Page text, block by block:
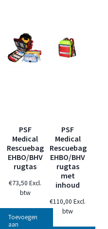
PSF
Medical
Rescuebag
EHBO/BHV
rugtas
€73,50 Excl.
btw
Toevoegen
aan
PSF
Medical
Rescuebag
EHBO/BHV
rugtas
met
inhoud
€110,00 Excl.
btw